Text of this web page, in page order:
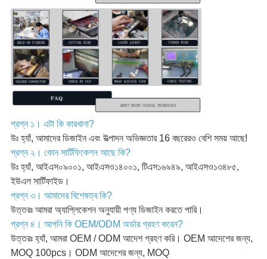
প্রশ্ন ১। এটা কি কারখানা?
উঃ হ্যাঁ, আমাদের ডিজাইন এবং উত্পাদন অভিজ্ঞতার 16 বছরেরও বেশি সময় আছে!
প্রশ্ন ২। কোন সার্টিফিকেশন আছে কি?
উঃ হ্যাঁ, আইএস০৯০০১, আইএসও১৪০০১, টিএস১৬৯৪৯, আইএসও১৩৪৮৫,
ইউএল সার্টিফাইড।
প্রশ্ন ৩। আমাদের বিশেষত্ব কি?
উত্তরঃ আমরা অ্যাপ্লিকেশন অনুযায়ী পণ্য ডিজাইন করতে পারি।
প্রশ্ন ৪। আপনি কি OEM/ODM অর্ডার গ্রহণ করেন?
উত্তরঃ হ্যাঁ, আমরা OEM / ODM আদেশ গ্রহণ করি। OEM আদেশের জন্য,
MOQ 100pcs। ODM আদেশের জন্য, MOQ